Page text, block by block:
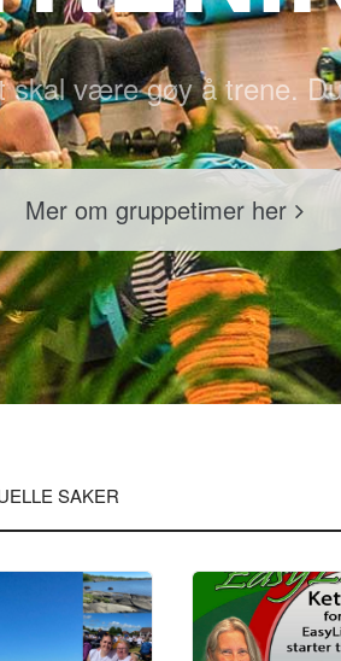
skal være gøy å trene.
Mer om gruppetimer her
SAKER